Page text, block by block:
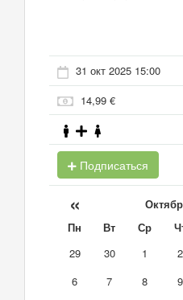
31 окт 2025 15:00
14,99 €
Подписаться
«
Пн Вт Ср
29
30 1 2
6
7 8 9